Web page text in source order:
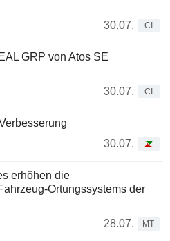
30.07.
CI
GRP von Atos SE
30.07.
CI
30.07.
erhöhen die
Ortungssystems der
28.07.
MT